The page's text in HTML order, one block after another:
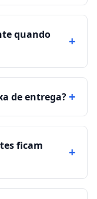
quando
+
de entrega?+
ficam
+